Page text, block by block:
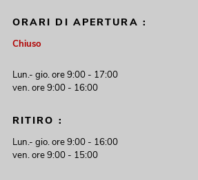
ORARI DI APERTURA :
Chiuso
Lun.- gio. ore 9:00 - 17:00
ven. ore 9:00 - 16:00
RITIRO :
Lun.- gio. ore 9:00 - 16:00
ven. ore 9:00 - 15:00